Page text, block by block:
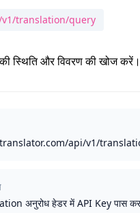
translation/query
स्थिति और विवरण की खोज करें।
api/v1/
अनुरोध हेडर में API Key पास